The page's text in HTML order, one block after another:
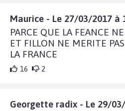
Maurice - Le 27/03/2017 à
PARCE QUE LA FEANCE
ET FILLON NE MERITE
LA FRANCE
16 2
Georgette radix - Le 29/